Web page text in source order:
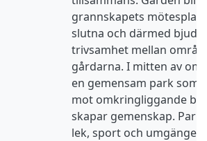
grannskapets
slutna och därmed
trivsamhet mellan
gårdarna. I mitten av
en gemensam park som
mot omkringliggande
skapar gemenskap.
lek, sport och umgänge.